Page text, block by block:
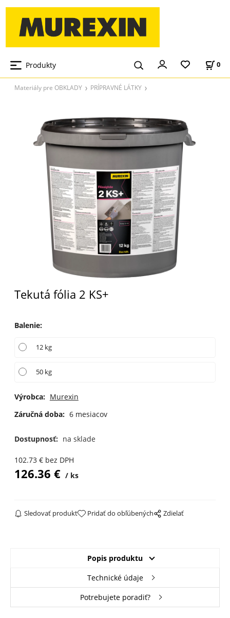
Produkty 0
Materiály pre OBKLADY PRÍPRAVNÉ LÁTKY
Tekutá fólia 2 KS+
Balenie:
12 kg
50 kg
Výrobca: Murexin
Záručná doba: 6 mesiacov
Dostupnosť: na sklade
102.73€ bez DPH
126.36 € ks
Sledovať produkt Pridať do obľúbených Zdielať
Popis produktu
Technické údaje
Potrebujete poradiť?